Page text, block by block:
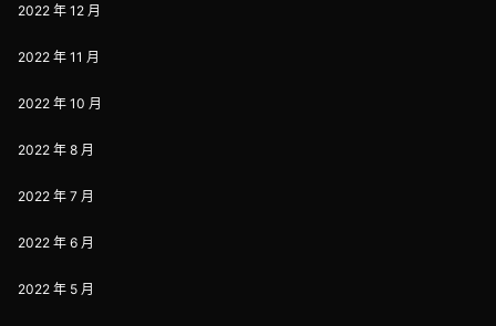
2022 年 12 月
2022 年 11 月
2022 年 10 月
2022 年 8 月
2022 年 7 月
2022 年 6 月
2022 年 5 月